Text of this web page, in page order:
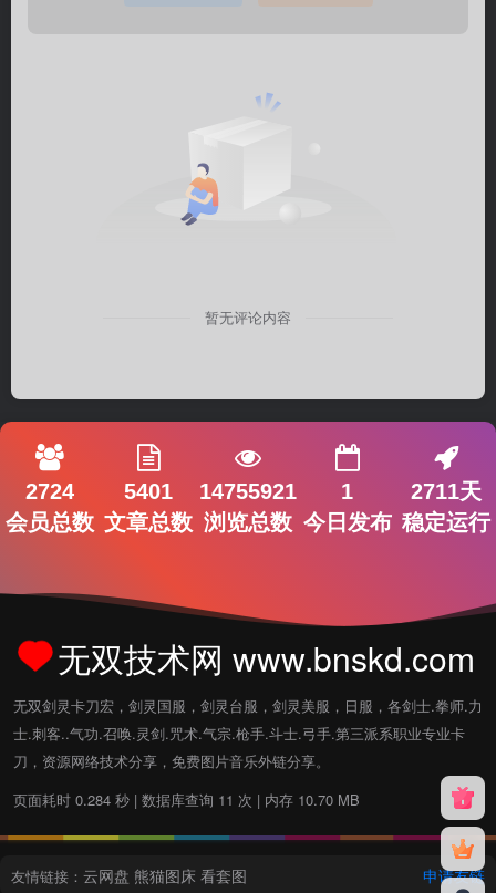
暂无评论内容
2724
会员总数
5401
文章总数
14755921
浏览总数
1
今日发布
2711天
稳定运行
无双技术网 www.bnskd.com
无双剑灵卡刀宏，剑灵国服，剑灵台服，剑灵美服，日服，各剑士.拳师.力
士.刺客..气功.召唤.灵剑.咒术.气宗.枪手.斗士.弓手.第三派系职业专业卡
刀，资源网络技术分享，免费图片音乐外链分享。
页面耗时 0.284 秒 | 数据库查询 11 次 | 内存 10.70 MB
友情链接： 云网盘 熊猫图床 看套图 申请友链